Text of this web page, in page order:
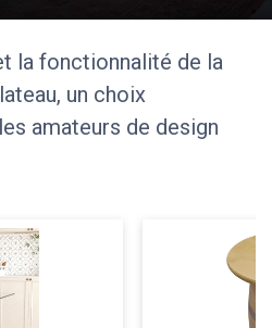
la fonctionnalité de la
un choix
amateurs de design